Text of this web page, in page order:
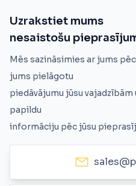
Uzrakstiet mums
nesaistošu
Mēs sazināsimies ar jums
jums pielāgotu
piedāvājumu jūsu
papildu
informāciju pēc jūsu